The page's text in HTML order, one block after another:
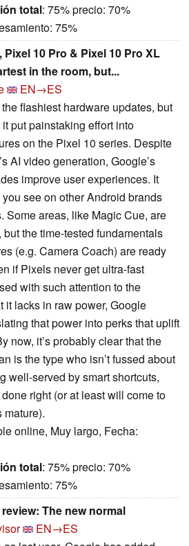
total: 75% precio: 70%
75%
Pixel 10 Pro & Pixel 10 Pro XL
in the room, but...
EN→ES
flashiest hardware updates, but
put painstaking effort into
on the Pixel 10 series. Despite
AI video generation, Google’s
improve user experiences. It
see on other Android brands
Some areas, like Magic Cue, are
the time-tested fundamentals
(e.g. Camera Coach) are ready
if Pixels never get ultra-fast
with such attention to the
it lacks in raw power, Google
that power into perks that uplift
now, it’s probably clear that the
is the type who isn’t fussed about
well-served by smart shortcuts,
right (or at least will come to
mature).
online, Muy largo, Fecha:
total: 75% precio: 70%
75%
The new normal
EN→ES